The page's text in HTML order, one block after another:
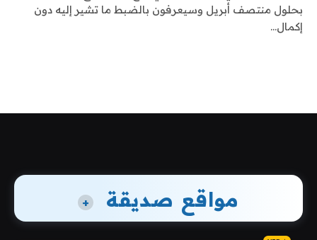
بحلول منتصف أبريل وسيعرفون بالضبط ما تشير إليه دون
إكمال…
مواقع صديقة +